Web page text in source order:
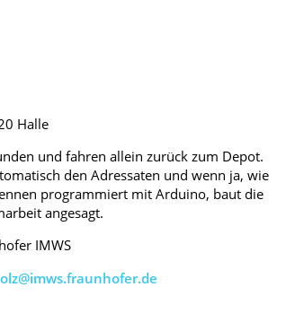
Halle
und fahren allein zurück zum Depot.
den Adressaten und wenn ja, wie
programmiert mit Arduino, baut die
angesagt.
IMWS